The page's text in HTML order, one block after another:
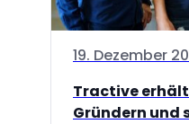
19. Dezember
Tractive
Gründern und